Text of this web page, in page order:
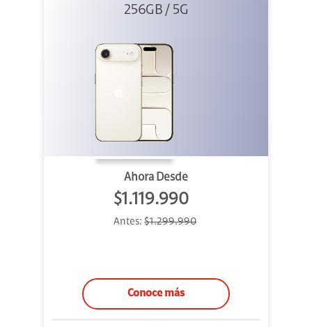
Gold (Sólo eSIM)
256GB / 5G
Ahora Desde
$1.119.990
Antes: $1.299.990
Conoce más